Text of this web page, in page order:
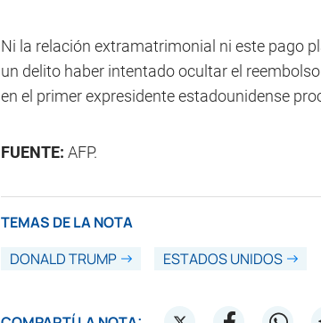
Ni la relación extramatrimonial ni este pago
un delito haber intentado ocultar el
en el primer expresidente estadounidense
FUENTE: AFP.
TEMAS DE LA NOTA
DONALD TRUMP
ESTADOS UNIDOS